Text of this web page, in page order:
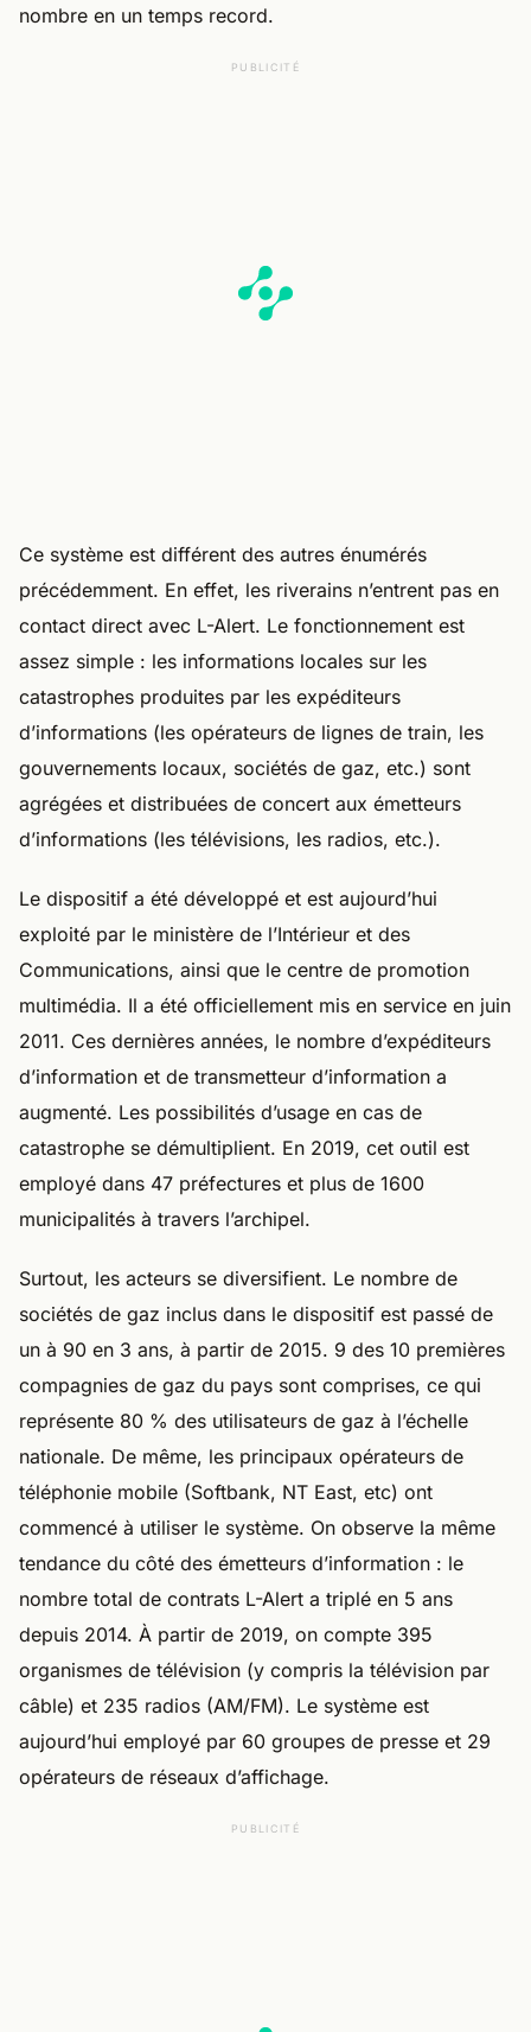
nombre en un temps record.
PUBLICITÉ
Ce système est différent des autres énumérés
précédemment. En effet, les riverains n’entrent pas en
contact direct avec L-Alert. Le fonctionnement est
assez simple : les informations locales sur les
catastrophes produites par les expéditeurs
d’informations (les opérateurs de lignes de train, les
gouvernements locaux, sociétés de gaz, etc.) sont
agrégées et distribuées de concert aux émetteurs
d’informations (les télévisions, les radios, etc.).
Le dispositif a été développé et est aujourd’hui
exploité par le ministère de l’Intérieur et des
Communications, ainsi que le centre de promotion
multimédia. Il a été officiellement mis en service en juin
2011. Ces dernières années, le nombre d’expéditeurs
d’information et de transmetteur d’information a
augmenté. Les possibilités d’usage en cas de
catastrophe se démultiplient. En 2019, cet outil est
employé dans 47 préfectures et plus de 1600
municipalités à travers l’archipel.
Surtout, les acteurs se diversifient. Le nombre de
sociétés de gaz inclus dans le dispositif est passé de
un à 90 en 3 ans, à partir de 2015. 9 des 10 premières
compagnies de gaz du pays sont comprises, ce qui
représente 80 % des utilisateurs de gaz à l’échelle
nationale. De même, les principaux opérateurs de
téléphonie mobile (Softbank, NT East, etc) ont
commencé à utiliser le système. On observe la même
tendance du côté des émetteurs d’information : le
nombre total de contrats L-Alert a triplé en 5 ans
depuis 2014. À partir de 2019, on compte 395
organismes de télévision (y compris la télévision par
câble) et 235 radios (AM/FM). Le système est
aujourd’hui employé par 60 groupes de presse et 29
opérateurs de réseaux d’affichage.
PUBLICITÉ